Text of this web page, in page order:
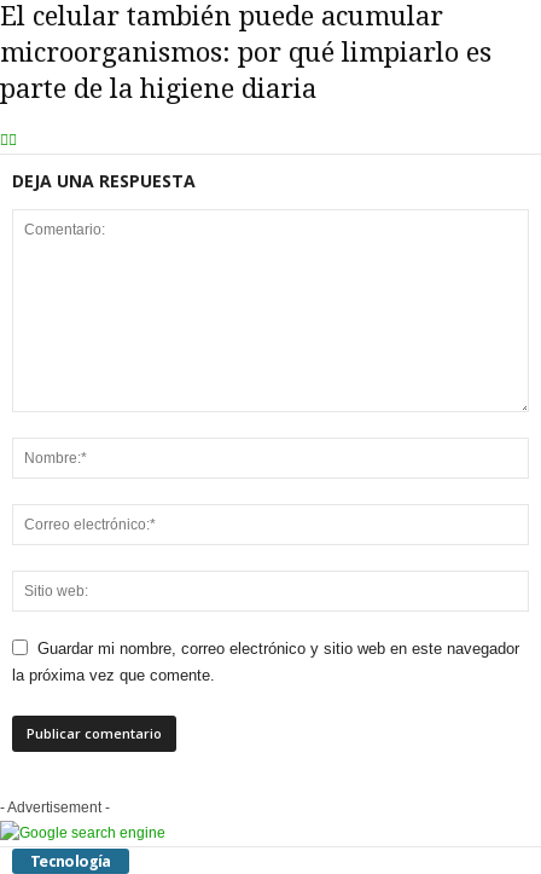
El celular también puede acumular
microorganismos: por qué limpiarlo es
parte de la higiene diaria
DEJA UNA RESPUESTA
Guardar mi nombre, correo electrónico y sitio web en este navegador
la próxima vez que comente.
- Advertisement -
Tecnología